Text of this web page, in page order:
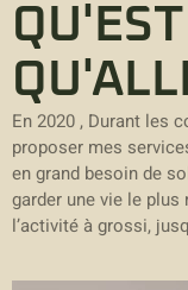
En 2020 , Durant les
proposer mes
en grand besoin de
garder une vie le
l’activité à grossi,